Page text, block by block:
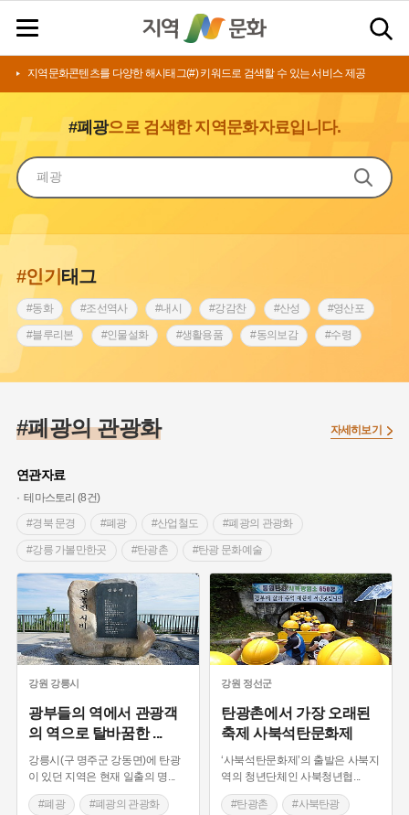
지역문화콘텐츠를 다양한 해시태그(#) 키워드로 검색할 수 있는 서비스 제공
#폐광으로 검색한 지역문화자료입니다.
#인기태그
#동화 #조선역사 #내시 #강감찬 #산성 #영산포
#블루리본 #인물설화 #생활용품 #동의보감 #수령
#염전 #종로구 #애민 #의병활동
#성곽
#설화 #조선 시대 사회
#온라인 생활사박물관 #3.1운동 #원호원두표묘역
#여성독립운동가 #지역의 오래된 가게 #부산
#임시의정원 #김마리아 #고구마 #어린이역사콘텐츠
#고구려 #여성 독립운동가 #경기도설화 #독립운동가
#단지 #내성 #28독립선언 #지명유래 #강동구
#용인의 전설 #끈기 #제주도설화 #전설 #나주
#강진 #먼우금
#바위설화 #왕건 #공예품 #강서구 #전라남도 지명유래
#상서리 오재호 #여성의원 #용인
#폐광의 관광화
연관자료
테마스토리 (8건)
#경북 문경
#폐광 #산업철도 #폐광의 관광화
#강릉 가볼만한곳 #탄광촌 #탄광 문화예술
#영월 가볼만한곳 #사북탄광 #강원도 축제
#산업전사 #태백 향토음식
자세히보기
강원 강릉시
광부들의 역에서 관광객
의 역으로 탈바꿈한...
강릉시(구 명주군 강동면)에 탄광
이 있던 지역은 현재 일출의 명
#폐광 #폐광의 관광화
강원 정선군
탄광촌에서 가장 오래된
축제 사북석탄문화제
‘사북석탄문화제’의 출발은 사북지
역의 청년단체인 사북청년협
#탄광촌 #사북탄광